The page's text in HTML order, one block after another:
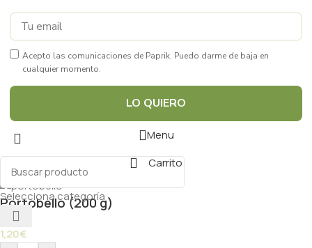
Acepto las comunicaciones de Paprik. Puedo darme de baja en
cualquier momento.
LO QUIERO
Selecciona categoría
Menu
Carrito
Portobello (200 g)
1,20€